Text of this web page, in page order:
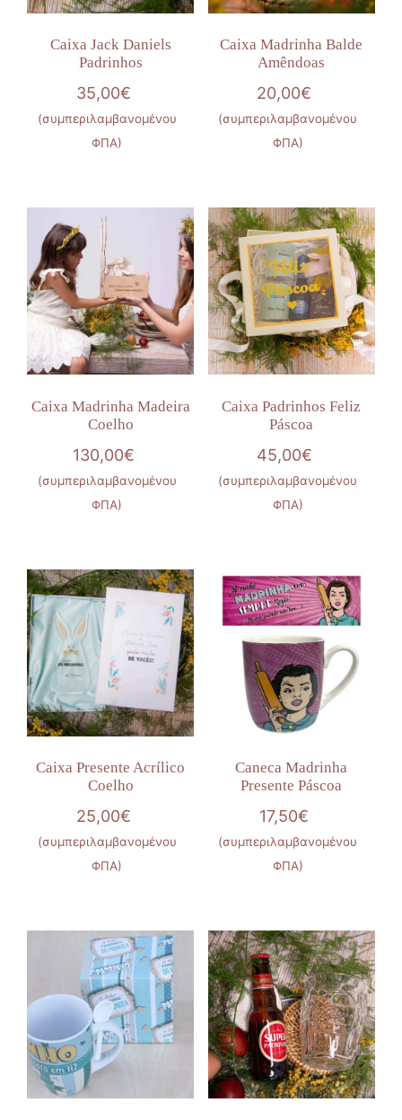
Caixa Jack Daniels
Padrinhos
35,00€
(συμπεριλαμβανομένου
ΦΠΑ)
Caixa Madrinha Balde
Amêndoas
20,00€
(συμπεριλαμβανομένου
ΦΠΑ)
Caixa Madrinha Madeira
Coelho
130,00€
(συμπεριλαμβανομένου
ΦΠΑ)
Caixa Padrinhos Feliz
Páscoa
45,00€
(συμπεριλαμβανομένου
ΦΠΑ)
Caixa Presente Acrílico
Coelho
25,00€
(συμπεριλαμβανομένου
ΦΠΑ)
Caneca Madrinha
Presente Páscoa
17,50€
(συμπεριλαμβανομένου
ΦΠΑ)